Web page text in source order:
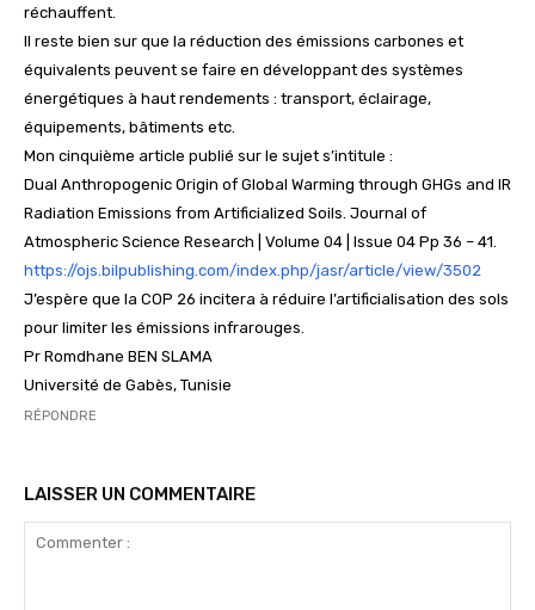
réchauffent.
Il reste bien sur que la réduction des émissions carbones et
équivalents peuvent se faire en développant des systèmes
énergétiques à haut rendements : transport, éclairage,
équipements, bâtiments etc.
Mon cinquième article publié sur le sujet s’intitule :
Dual Anthropogenic Origin of Global Warming through GHGs and IR
Radiation Emissions from Artificialized Soils. Journal of
Atmospheric Science Research | Volume 04 | Issue 04 Pp 36 – 41.
https://ojs.bilpublishing.com/index.php/jasr/article/view/3502
J’espère que la COP 26 incitera à réduire l’artificialisation des sols
pour limiter les émissions infrarouges.
Pr Romdhane BEN SLAMA
Université de Gabès, Tunisie
RÉPONDRE
LAISSER UN COMMENTAIRE